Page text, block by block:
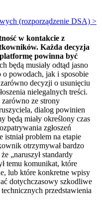
(rozporządzenie DSA) >
w kontakcie z
Każda decyzja
powinna być
będą musiały odtąd jasno
powodach, jak i sposobie
decyzji o usunięciu
nielegalnych treści.
ze strony
dialog powinien
będą miały określony czas
zgłoszeń
istniał problem na etapie
otrzymywał bardzo
„naruszył standardy
temu komunikat, które
lub które konkretne wpisy
dotychczasowy szkodliwe
przedstawienia